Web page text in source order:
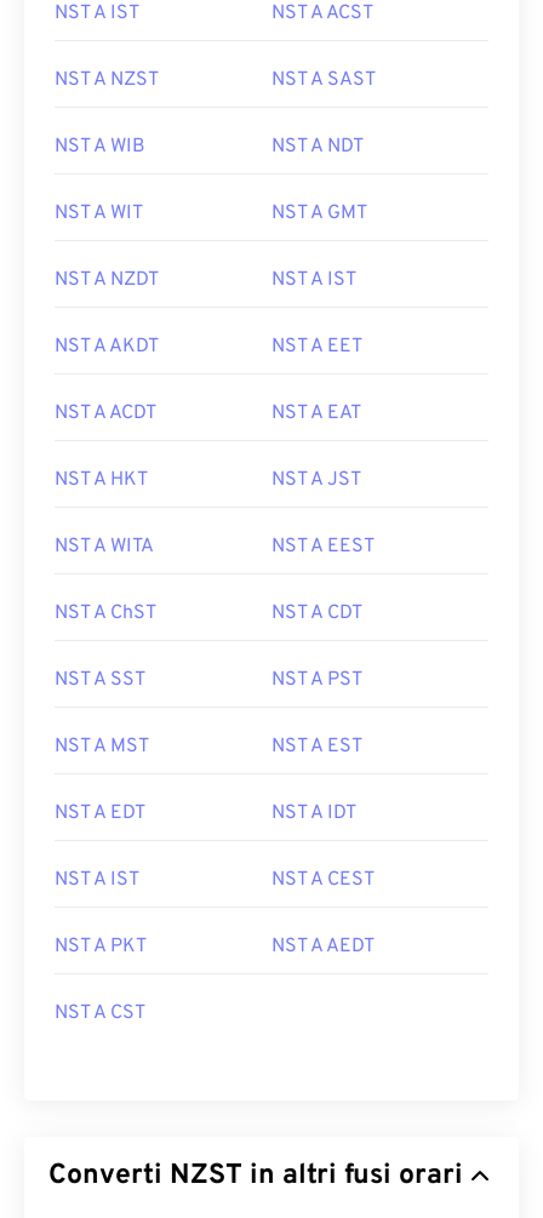
NST A IST NST A ACST
NST A NZST NST A SAST
NST A WIB NST A NDT
NST A WIT NST A GMT
NST A NZDT NST A IST
NST A AKDT NST A EET
NST A ACDT NST A EAT
NST A HKT NST A JST
NST A WITA NST A EEST
NST A ChST NST A CDT
NST A SST NST A PST
NST A MST NST A EST
NST A EDT NST A IDT
NST A IST NST A CEST
NST A PKT NST A AEDT
NST A CST
Converti NZST in altri fusi orari